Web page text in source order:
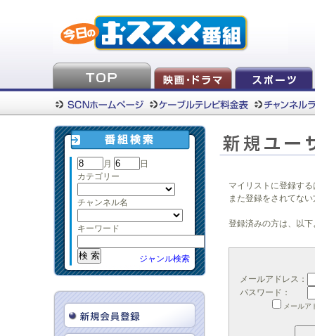
月
日
カテゴリー
チャンネル名
キーワード
ジャンル検索
マイリストに登録す
また登録をされてな
登録済みの方は、以
メールアドレス：
パスワード：
メールア